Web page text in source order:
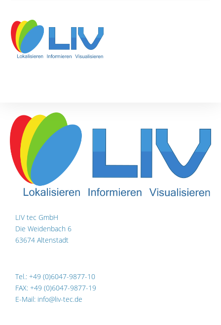
LIV tec GmbH
Die Weidenbach 6
63674 Altenstadt
Tel.: +49 (0)6047-9877-10
FAX: +49 (0)6047-9877-19
E-Mail: info@liv-tec.de